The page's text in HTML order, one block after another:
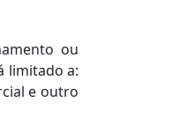
ou
limitado a:
e outro